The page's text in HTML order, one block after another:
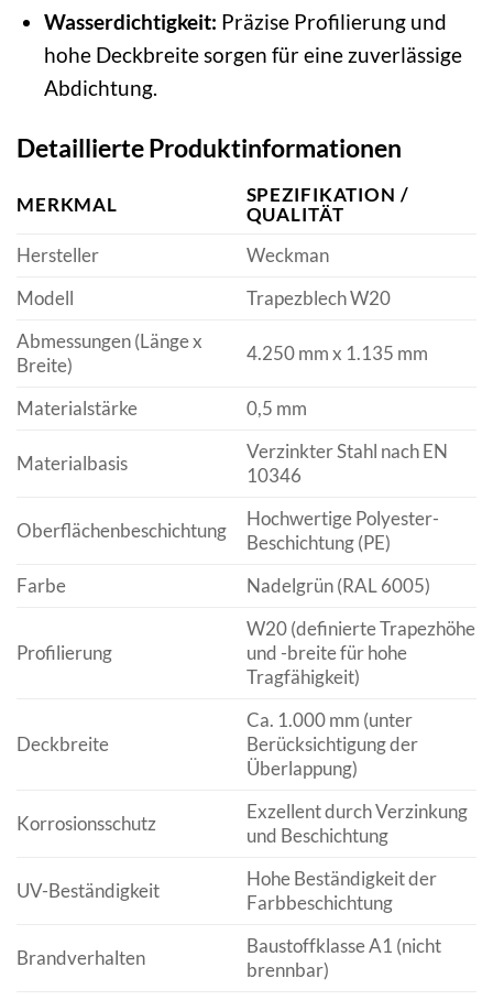
Wasserdichtigkeit: Präzise Profilierung und
hohe Deckbreite sorgen für eine zuverlässige
Abdichtung.
Detaillierte Produktinformationen
MERKMAL
SPEZIFIKATION /
QUALITÄT
Hersteller
Weckman
Modell
Trapezblech W20
Abmessungen (Länge x
Breite)
4.250 mm x 1.135 mm
Materialstärke 0,5 mm
Materialbasis
Verzinkter Stahl nach EN
10346
Oberflächenbeschichtung
Hochwertige Polyester-
Beschichtung (PE)
Farbe
Nadelgrün (RAL 6005)
Profilierung
W20 (definierte Trapezhöhe
und -breite für hohe
Tragfähigkeit)
Deckbreite
Ca. 1.000 mm (unter
Berücksichtigung der
Überlappung)
Korrosionsschutz
Exzellent durch Verzinkung
und Beschichtung
UV-Beständigkeit
Hohe Beständigkeit der
Farb­beschichtung
Brandverhalten
Baustoffklasse A1 (nicht
brennbar)